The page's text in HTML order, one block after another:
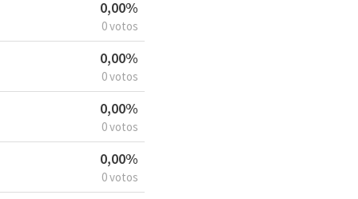
0,00%
0 votos
0,00%
0 votos
0,00%
0 votos
0,00%
0 votos